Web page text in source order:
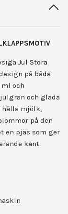
Jul Stora
på båda
och
och glada
hälla mjölk,
på den
en pjäs som ger
kant.